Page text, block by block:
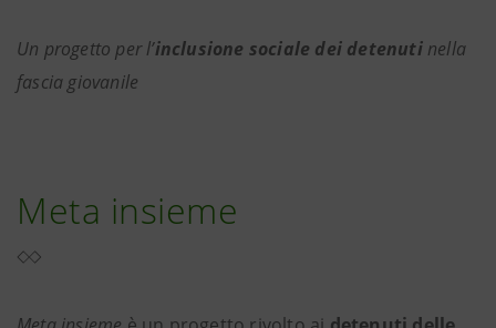
Un progetto per l’inclusione sociale dei detenutinella
fascia giovanile
Meta insieme